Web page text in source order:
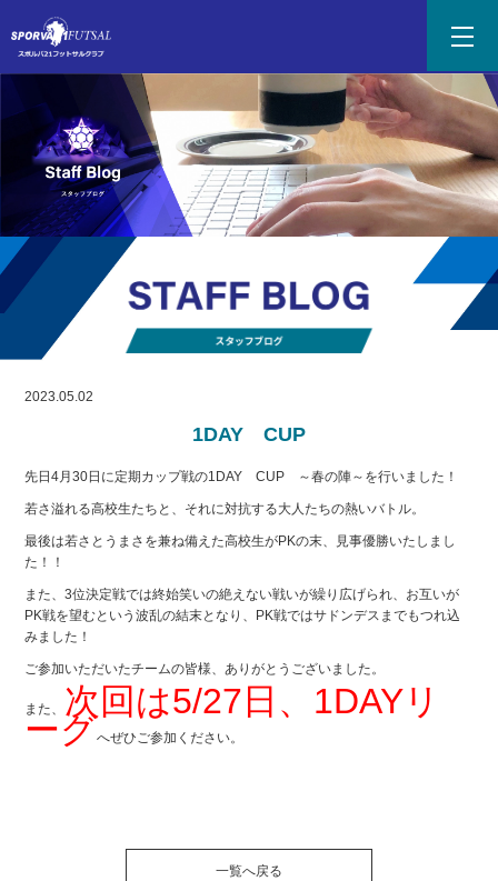
2023.05.02
1DAY CUP
先日4月30日に定期カップ戦の1DAY CUP ～春の陣～を行いました！
若さ溢れる高校生たちと、それに対抗する大人たちの熱いバトル。
最後は若さとうまさを兼ね備えた高校生がPKの末、見事優勝いたしまし
た！！
また、3位決定戦では終始笑いの絶えない戦いが繰り広げられ、お互いが
PK戦を望むという波乱の結末となり、PK戦ではサドンデスまでもつれ込
みました！
ご参加いただいたチームの皆様、ありがとうございました。
また、 次回は5/27日、1DAYリ
ーグへぜひご参加ください。
一覧へ戻る